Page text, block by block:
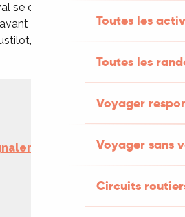
Toutes les
Toutes les
Voyager
Voyager sans
Circuits
se déroulera les 27 et 28 juin à
les produits locaux et, plus
produit vedette de...
une erreur